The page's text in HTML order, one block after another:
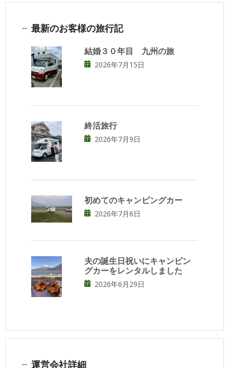
最新のお客様の旅行記
結婚３０年目 九州の旅
2026年7月15日
終活旅行
2026年7月9日
初めてのキャンピングカー
2026年7月6日
夫の誕生日祝いにキャンピン
グカーをレンタルしました
2026年6月29日
運営会社詳細